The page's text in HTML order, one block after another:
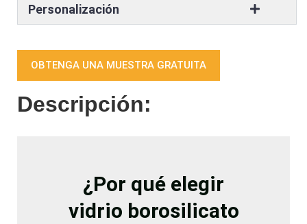
Personalización
OBTENGA UNA MUESTRA GRATUITA
Descripción:
¿Por qué elegir
vidrio borosilicato